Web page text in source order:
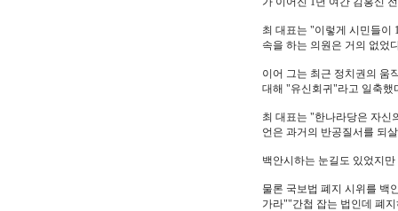
최 대표는 "이렇게 시민들이
속을 하는 의원은 거의 없었
이어 그는 최근 정치권의 움
대해 "유신회귀"라고 일축했
최 대표는 "한나라당은 자신
언은 과거의 반공질서를 되
백안시하는 눈길도 있었지
물론 국보법 폐지 시위를 백
가라""간첩 잡는 법인데 폐